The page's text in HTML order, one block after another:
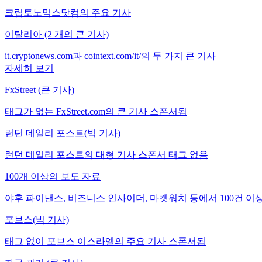
크립토노믹스닷컴의 주요 기사
이탈리아 (2 개의 큰 기사)
it.cryptonews.com과 cointext.com/it/의 두 가지 큰 기사
자세히 보기
FxStreet (큰 기사)
태그가 없는 FxStreet.com의 큰 기사 스폰서됨
런던 데일리 포스트(빅 기사)
런던 데일리 포스트의 대형 기사 스폰서 태그 없음
100개 이상의 보도 자료
야후 파이낸스, 비즈니스 인사이더, 마켓워치 등에서 100건 이
포브스(빅 기사)
태그 없이 포브스 이스라엘의 주요 기사 스폰서됨